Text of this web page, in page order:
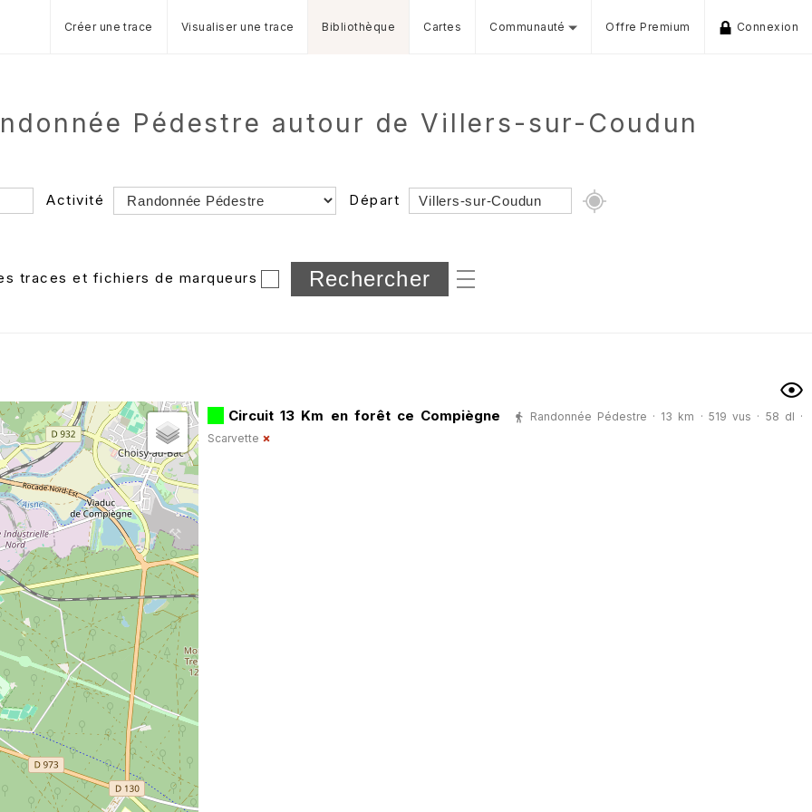
Créer une trace Visualiser une trace Bibliothèque Cartes Communauté Offre Premium Connexion
Pédestre autour de Villers-sur-Coudun
Activité Départ
Dossier
et sous-dossiers
traces et fichiers de marqueurs
Circuit 13 Km en forêt ce Compiègne
Randonnée Pédestre · 13 km · 519 vus · 58 dl ·
Scarvette